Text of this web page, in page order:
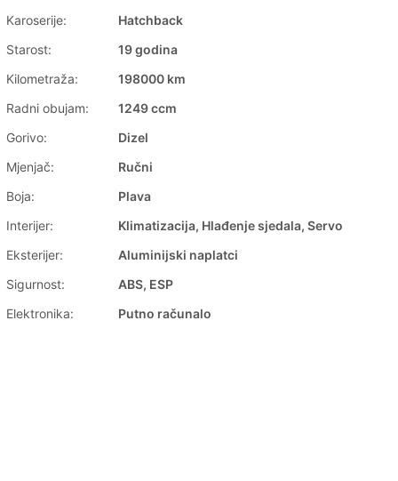
Karoserije:
Hatchback
Starost:
19 godina
Kilometraža:
198000 km
Radni obujam:
1249 ccm
Gorivo:
Dizel
Mjenjač:
Ručni
Boja:
Plava
Interijer:
Klimatizacija, Hlađenje sjedala, Servo
Eksterijer:
Aluminijski naplatci
Sigurnost:
ABS, ESP
Elektronika:
Putno računalo